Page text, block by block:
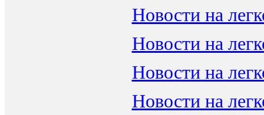
Новости на
Новости на
Новости на
Новости на